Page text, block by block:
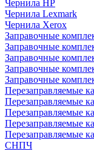
Чернила HP
Чернила Lexmark
Чернила Xerox
Заправочные
Заправочные
Заправочные
Заправочные
Заправочные
Перезаправляемые
Перезаправляемые
Перезаправляемые
Перезаправляемые
Перезаправляемые
СНПЧ